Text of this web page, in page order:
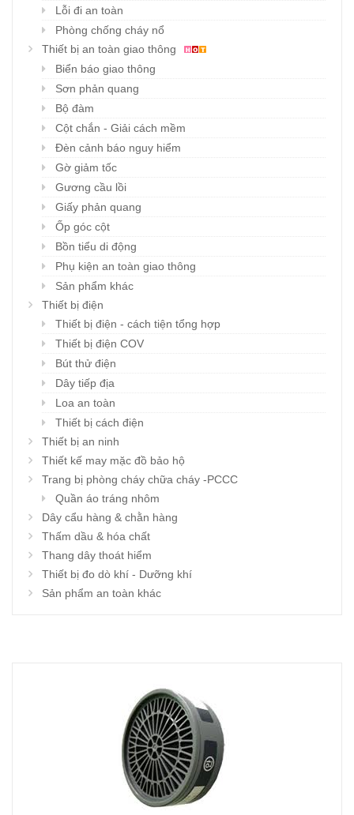
Lỗi đi an toàn
Phòng chống cháy nổ
Thiết bị an toàn giao thông
Biển báo giao thông
Sơn phản quang
Bộ đàm
Cột chắn - Giải cách mềm
Đèn cảnh báo nguy hiểm
Gờ giảm tốc
Gương cầu lồi
Giấy phản quang
Ốp góc cột
Bồn tiểu di động
Phụ kiện an toàn giao thông
Sản phẩm khác
Thiết bị điện
Thiết bị điện - cách tiện tổng hợp
Thiết bị điện COV
Bút thử điện
Dây tiếp địa
Loa an toàn
Thiết bị cách điện
Thiết bị an ninh
Thiết kế may mặc đồ bảo hộ
Trang bị phòng cháy chữa cháy -PCCC
Quần áo tráng nhôm
Dây cẩu hàng & chằn hàng
Thấm dầu & hóa chất
Thang dây thoát hiểm
Thiết bị đo dò khí - Dưỡng khí
Sản phẩm an toàn khác